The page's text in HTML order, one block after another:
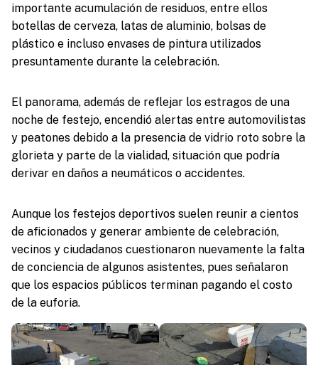
importante acumulación de residuos, entre ellos
botellas de cerveza, latas de aluminio, bolsas de
plástico e incluso envases de pintura utilizados
presuntamente durante la celebración.
El panorama, además de reflejar los estragos de una
noche de festejo, encendió alertas entre automovilistas
y peatones debido a la presencia de vidrio roto sobre la
glorieta y parte de la vialidad, situación que podría
derivar en daños a neumáticos o accidentes.
Aunque los festejos deportivos suelen reunir a cientos
de aficionados y generar ambiente de celebración,
vecinos y ciudadanos cuestionaron nuevamente la falta
de conciencia de algunos asistentes, pues señalaron
que los espacios públicos terminan pagando el costo
de la euforia.